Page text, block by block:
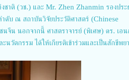
ชาติ (วช.) และ Mr. Zhen Zhanmin รองประ
ดับ ณ สถาบันวิจัยประวัติศาสตร์ (Chinese
น นอกจากนี้ ศาสตราจารย์ (พิเศษ) ดร. เอน
วัตกรรม ได้ให้เกียรติเข้าร่วมและเป็นสักขีพย